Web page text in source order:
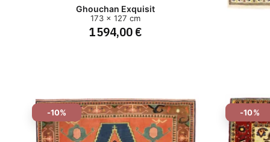
Ghouchan Exquisit
173 x 127 cm
1 594,00 €
-10% -10%